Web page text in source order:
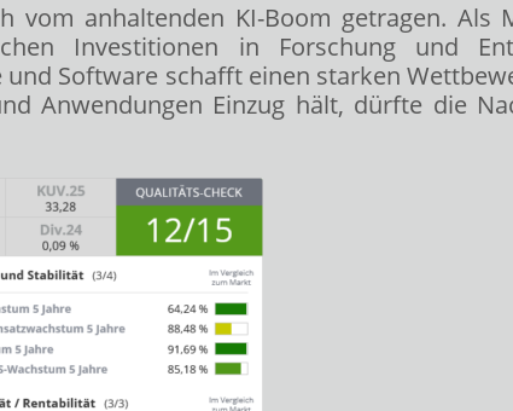
vom anhaltenden KI-Boom getragen.
Investitionen in Forschung und
Software schafft einen starken
Anwendungen Einzug hält, dürfte die